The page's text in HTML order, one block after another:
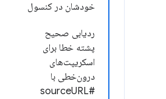
خودشان در کنسول
ردیابی صحیح
پشته خطا برای
اسکریپت‌های
درون‌خطی با
#sourceURL